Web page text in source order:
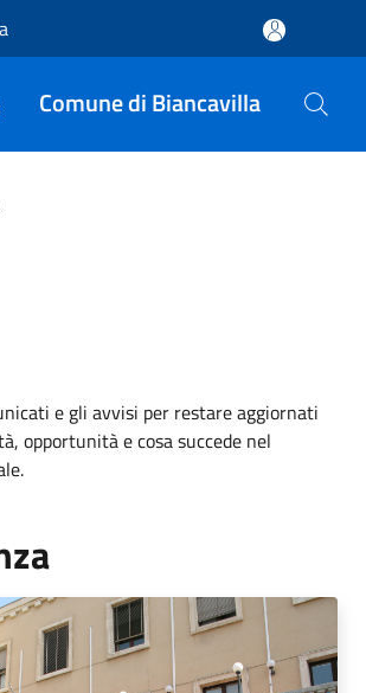
Comune di Biancavilla
e gli avvisi per restare aggiornati
opportunità e cosa succede nel